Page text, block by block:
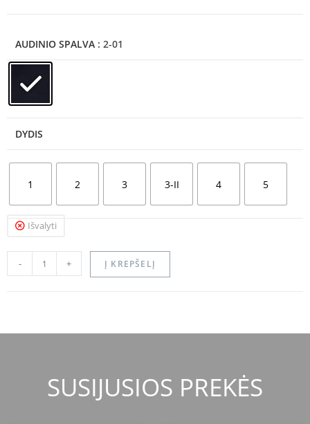
AUDINIO SPALVA : 2-01
DYDIS
1 2 3 3-II 4 5
Išvalyti
- + Į KREPŠELĮ
SUSIJUSIOS PREKĖS